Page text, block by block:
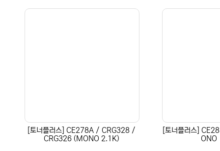
[토너플러스] CE278A / CRG328 /
CRG326 (MONO 2.1K)
[토너플러스]
ONO